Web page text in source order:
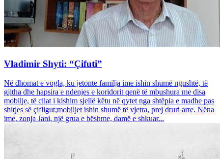
Vladimir Shyti: “Çifuti”
Në dhomat e vogla, ku jetonte familja ime ishin shumë ngushtë, të
gjitha dhe hapsira e ndenjes e koridorit qenë të mbushura me disa
mobilje, të cilat i kishim sjellë këtu në qytet nga shtëpia e madhe pas
shitjes së çifligut;mobiljet ishin shumë të vjetra, prej druri arre. Nëna
ime, zonja Jani, një grua e bëshme, damë e shkuar...